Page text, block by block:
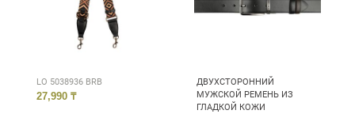
LO 5038936 BRB
27,990 ₸
ДВУХСТОРОННИЙ
МУЖСКОЙ РЕМЕНЬ ИЗ
ГЛАДКОЙ КОЖИ